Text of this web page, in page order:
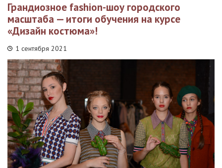
Грандиозное fashion-шоу городского
масштаба — итоги обучения на курсе
«Дизайн костюма»!
1 сентября 2021